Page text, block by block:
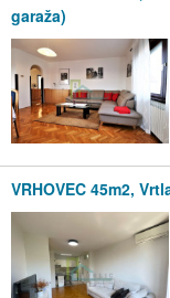
garaža)
VRHOVEC 45m2,